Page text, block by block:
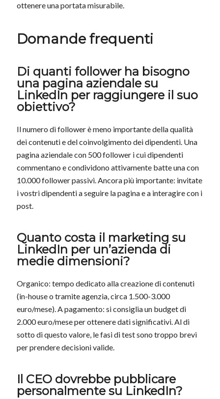
ottenere una portata misurabile.
Domande frequenti
Di quanti follower ha bisogno
una pagina aziendale su
LinkedIn per raggiungere il suo
obiettivo?
Il numero di follower è meno importante della qualità
dei contenuti e del coinvolgimento dei dipendenti. Una
pagina aziendale con 500 follower i cui dipendenti
commentano e condividono attivamente batte una con
10.000 follower passivi. Ancora più importante: invitate
i vostri dipendenti a seguire la pagina e a interagire con i
post.
Quanto costa il marketing su
LinkedIn per un’azienda di
medie dimensioni?
Organico: tempo dedicato alla creazione di contenuti
(in-house o tramite agenzia, circa 1.500-3.000
euro/mese). A pagamento: si consiglia un budget di
2.000 euro/mese per ottenere dati significativi. Al di
sotto di questo valore, le fasi di test sono troppo brevi
per prendere decisioni valide.
Il CEO dovrebbe pubblicare
personalmente su LinkedIn?